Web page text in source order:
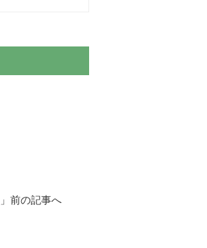
」前の記事へ